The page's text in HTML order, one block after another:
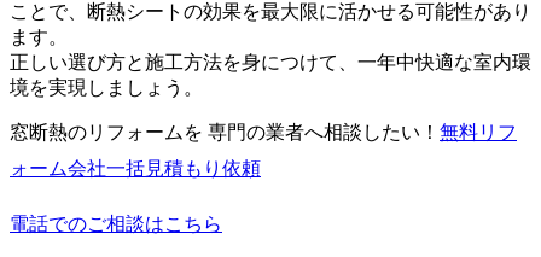
ことで、断熱シートの効果を最大限に活かせる可能性があり
ます。
正しい選び方と施工方法を身につけて、一年中快適な室内環
境を実現しましょう。
窓断熱のリフォームを 専門の業者へ相談したい！ 無料リフ
ォーム会社一括見積もり依頼
電話でのご相談はこちら